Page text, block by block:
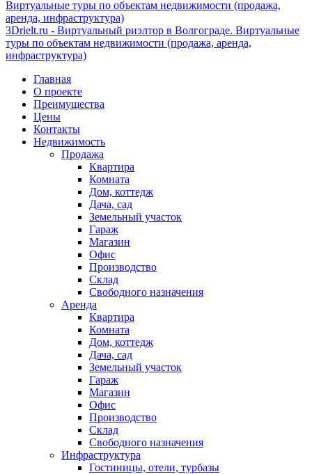
3Drielt.ru - Виртуальный риэлтор в Волгограде. Виртуальные
туры по объектам недвижимости (продажа, аренда,
инфраструктура)
Главная
О проекте
Преимущества
Цены
Контакты
Недвижимость
Продажа
Квартира
Комната
Дом, коттедж
Дача, сад
Земельный участок
Гараж
Магазин
Офис
Производство
Склад
Свободного назначения
Аренда
Квартира
Комната
Дом, коттедж
Дача, сад
Земельный участок
Гараж
Магазин
Офис
Производство
Склад
Свободного назначения
Инфраструктура
Гостиницы, отели, турбазы